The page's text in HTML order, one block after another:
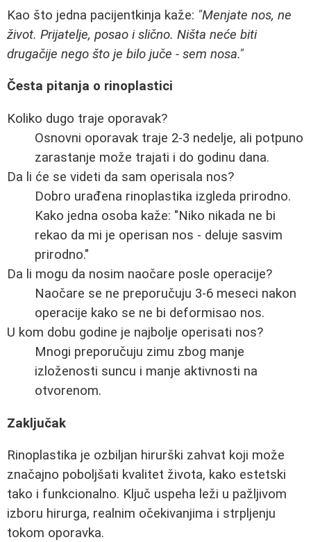
Kao što jedna pacijentkinja kaže: "Menjate nos, ne
život. Prijatelje, posao i slično. Ništa neće biti
drugačije nego što je bilo juče - sem nosa."
Česta pitanja o rinoplastici
Koliko dugo traje oporavak?
Osnovni oporavak traje 2-3 nedelje, ali potpuno
zarastanje može trajati i do godinu dana.
Da li će se videti da sam operisala nos?
Dobro urađena rinoplastika izgleda prirodno.
Kako jedna osoba kaže: "Niko nikada ne bi
rekao da mi je operisan nos - deluje sasvim
prirodno."
Da li mogu da nosim naočare posle operacije?
Naočare se ne preporučuju 3-6 meseci nakon
operacije kako se ne bi deformisao nos.
U kom dobu godine je najbolje operisati nos?
Mnogi preporučuju zimu zbog manje
izloženosti suncu i manje aktivnosti na
otvorenom.
Zaključak
Rinoplastika je ozbiljan hirurški zahvat koji može
značajno poboljšati kvalitet života, kako estetski
tako i funkcionalno. Ključ uspeha leži u pažljivom
izboru hirurga, realnim očekivanjima i strpljenju
tokom oporavka.